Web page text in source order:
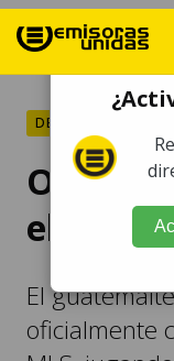
DEPORTES
Olger
el CF
El
oficialmente